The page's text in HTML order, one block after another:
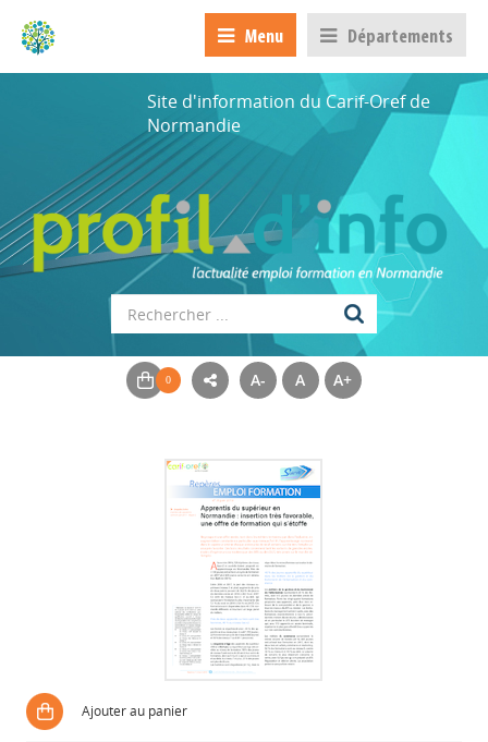
Menu Départements
Site d'information du Carif-Oref de
Normandie
A- A A+
Ajouter au panier